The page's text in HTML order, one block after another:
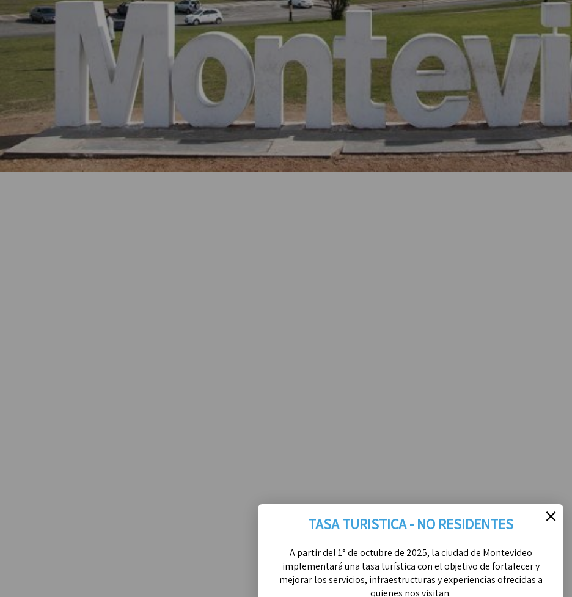
TASA TURISTICA - NO RESIDENTES
A partir del 1° de octubre de 2025, la ciudad de Montevideo
implementará una tasa turística con el objetivo de fortalecer y
mejorar los servicios, infraestructuras y experiencias ofrecidas a
quienes nos visitan.